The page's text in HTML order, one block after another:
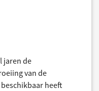
jaren de
van de
heeft